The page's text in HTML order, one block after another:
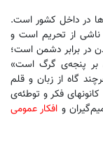
در داخل کشور است.
از تحریم است و
در برابر دشمن است؛
بر پنجه‌ی گرگ است»
گاه از زبان و قلم
فکر و توطئه‌ی
و افکار عمومی